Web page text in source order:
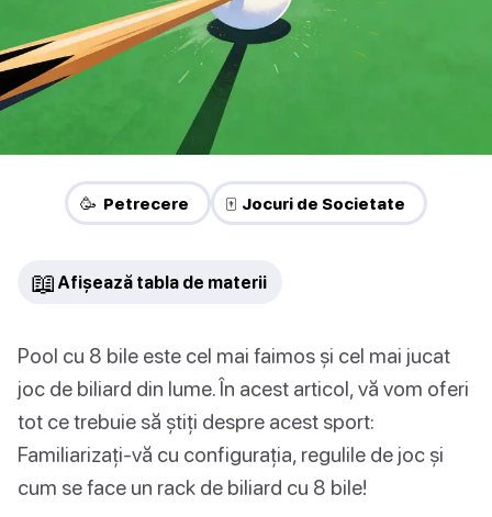
🥳 Petrecere 🀄 Jocuri de Societate
📖 Afișează tabla de materii
Pool cu 8 bile este cel mai faimos și cel mai jucat
joc de biliard din lume. În acest articol, vă vom oferi
tot ce trebuie să știți despre acest sport:
Familiarizați-vă cu configurația, regulile de joc și
cum se face un rack de biliard cu 8 bile!